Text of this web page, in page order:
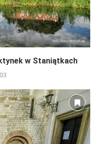
w Staniątkach